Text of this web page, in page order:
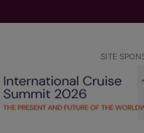
SITE